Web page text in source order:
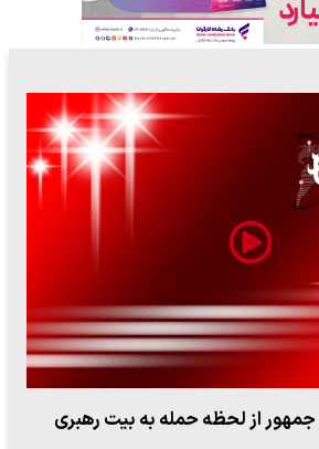
خودمان دفاع می‌کنیم، اما به‌دنبال